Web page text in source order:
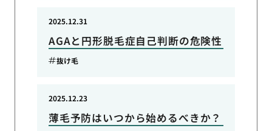
AGAと円形脱毛症自己判断の危険性
2025.12.31
抜け毛
薄毛予防はいつから始めるべきか？
2025.12.23